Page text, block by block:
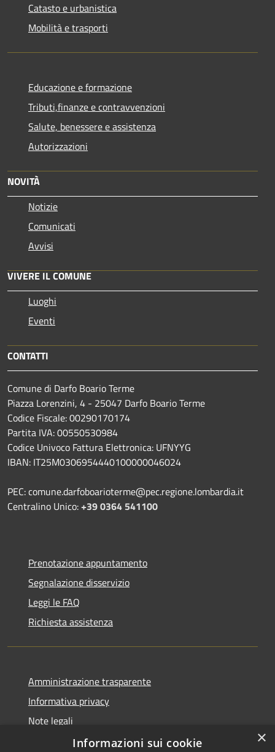
Catasto e urbanistica
Mobilità e trasporti
Educazione e formazione
Tributi,finanze e contravvenzioni
Salute, benessere e assistenza
Autorizzazioni
NOVITÀ
Notizie
Comunicati
Avvisi
VIVERE IL COMUNE
Luoghi
Eventi
CONTATTI
Comune di Darfo Boario Terme
Piazza Lorenzini, 4 - 25047 Darfo Boario Terme
Codice Fiscale: 00290170174
Partita IVA: 00550530984
Codice Univoco Fattura Elettronica: UFNYYG
IBAN: IT25M0306954440100000046024
PEC: comune.darfoboarioterme@pec.regione.lombardia.it
Centralino Unico:+39 0364 541100
Prenotazione appuntamento
Segnalazione disservizio
Leggi le FAQ
Richiesta assistenza
Amministrazione trasparente
Informativa privacy
Note legali
Dichiarazione di accessibilità
×
Informazioni sui cookie